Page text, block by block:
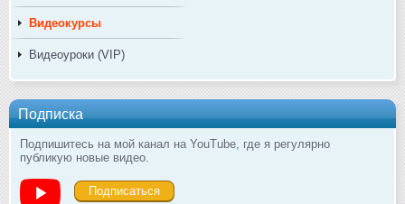
Видеокурсы
Видеоуроки (VIP)
Подписка
Подпишитесь на мой канал на YouTube, где я регулярно
публикую новые видео.
Подписаться